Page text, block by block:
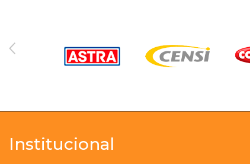
Institucional